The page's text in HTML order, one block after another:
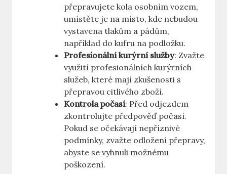
přepravujete kola osobním vozem,
umístěte je na místo, kde nebudou
vystavena tlakům a pádům,
například do kufru na podložku.
Profesionální kurýrní služby: Zvažte
využití profesionálních kurýrních
služeb, které mají zkušenosti s
přepravou citlivého zboží.
Kontrola počasí: Před odjezdem
zkontrolujte předpověď počasí.
Pokud se očekávají nepříznivé
podmínky, zvažte odložení přepravy,
abyste se vyhnuli možnému
poškození.